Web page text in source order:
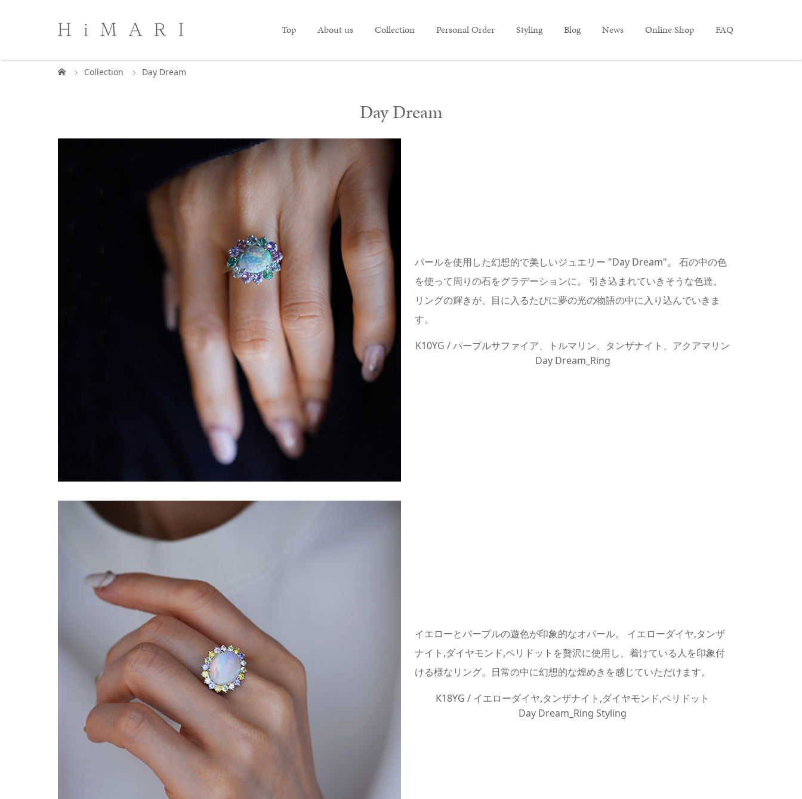
Top About us Collection Personal Order Styling Blog News Online Shop FAQ
Collection Day Dream
Day Dream
パールを使用した幻想的で美しいジュエリー "Day Dream"。 石の中の色
を使って周りの石をグラデーションに。 引き込まれていきそうな色達。
リングの輝きが、目に入るたびに夢の光の物語の中に入り込んでいきま
す。
K10YG /パープルサファイア、トルマリン、タンザナイト、アクアマリン
Day Dream_Ring
イエローとパープルの遊色が印象的なオパール。 イエローダイヤ,タンザ
ナイト,ダイヤモンド,ペリドットを贅沢に使用し、着けている人を印象付
ける様なリング。日常の中に幻想的な煌めきを感じていただけます。
K18YG / イエローダイヤ,タンザナイト,ダイヤモンド,ペリドット
Day Dream_Ring Styling